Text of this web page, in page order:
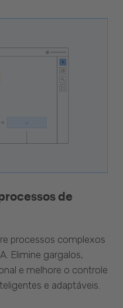
de
processos complexos
Elimine gargalos,
e melhore o controle
e adaptáveis.